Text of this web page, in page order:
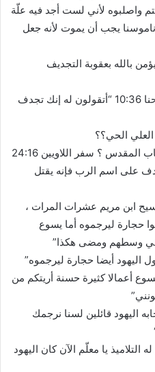
واصلبوه لأني لست أجد فيه علّة
يجب أن يموت لأنه جعل
بالله بعقوبة التجديف
ماهي تهمة يسوع ياسادة ؟ في يوحنا 10:36 “أتقولون له إنك تجدف
العلي الحي؟؟
ثم ما هي عقوبة التجديف في الكتاب المقدس ؟ سفر اللاويين 24:16
على اسم الرب فإنه يقتل
ابن مريم عشرات المرات ،
يوحنا 8:59 “فرفعوا حجارة ليرجموه أما يسوع
في وسطهم ومضى هكذا”
10:32 “أجابهم يسوع أعمالا كثيرة حسنة أريتكم من
إنجيل يوحنا أيضا 10:33 “أجابه اليهود قائلين لسنا نرجمك
يوحنا ايضا 11:8 “قال له التلاميذ يا معلّم الآن كان اليهود